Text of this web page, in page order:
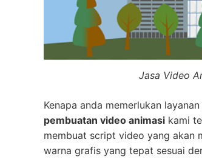
Jasa Video
Kenapa anda memerlukan layanan
pembuatan video animasi kami
membuat script video yang akan
warna grafis yang tepat sesuai